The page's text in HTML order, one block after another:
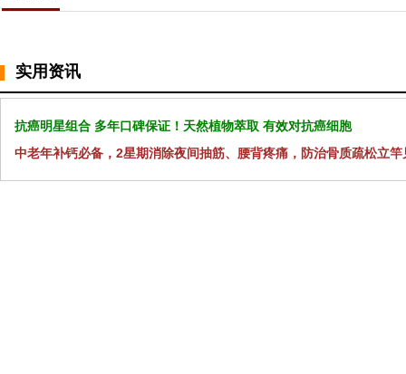
实用资讯
抗癌明星组合 多年口碑保证！天然植物萃取 有效对抗癌细胞
中老年补钙必备，2星期消除夜间抽筋、腰背疼痛，防治骨质疏松立竿